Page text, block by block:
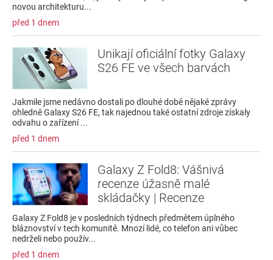
novou architekturu...
před 1 dnem
Unikají oficiální fotky Galaxy
S26 FE ve všech barvách
Jakmile jsme nedávno dostali po dlouhé době nějaké zprávy
ohledně Galaxy S26 FE, tak najednou také ostatní zdroje získaly
odvahu o zařízení ...
před 1 dnem
Galaxy Z Fold8: Vášnivá
recenze úžasně malé
skládačky | Recenze
Galaxy Z Fold8 je v posledních týdnech předmětem úplného
bláznovství v tech komunitě. Mnozí lidé, co telefon ani vůbec
nedrželi nebo použív...
před 1 dnem